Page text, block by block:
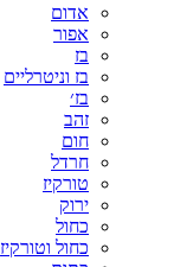
אדום
אפור
בז
בז וניטרליים
בז׳
זהב
חום
חרדל
טורקיז
ירוק
כחול
כחול וטורקיז